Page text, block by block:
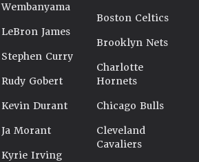
Wembanyama
LeBron James
Stephen Curry
Rudy Gobert
Kevin Durant
Ja Morant
Kyrie Irving
Boston Celtics
Brooklyn Nets
Charlotte
Hornets
Chicago Bulls
Cleveland
Cavaliers